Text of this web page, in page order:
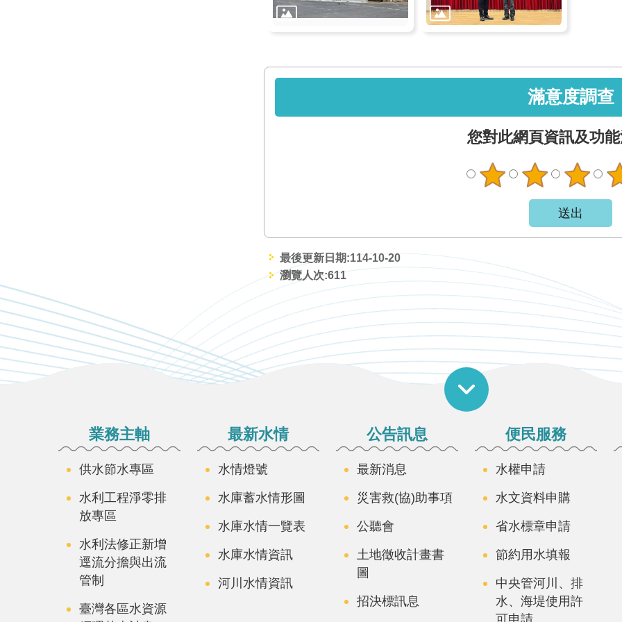
滿意度調查
您對此網頁資訊及功
最後更新日期:114-10-20
瀏覽人次:611
業務主軸
供水節水專區
水利工程淨零排
放專區
水利法修正新增
逕流分擔與出流
管制
臺灣各區水資源
最新水情
水情燈號
水庫蓄水情形圖
水庫水情一覽表
水庫水情資訊
河川水情資訊
公告訊息
最新消息
災害救(協)助事項
公聽會
土地徵收計畫書
圖
招決標訊息
便民服務
水權申請
水文資料申購
省水標章申請
節約用水填報
中央管河川、排
水、海堤使用許
可申請